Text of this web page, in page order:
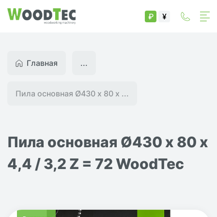
₽ ¥
Главная
Пила основная Ø430 х 80 х ...
...
Пила основная Ø430 х 80 х
4,4 / 3,2 Z = 72 WoodTec